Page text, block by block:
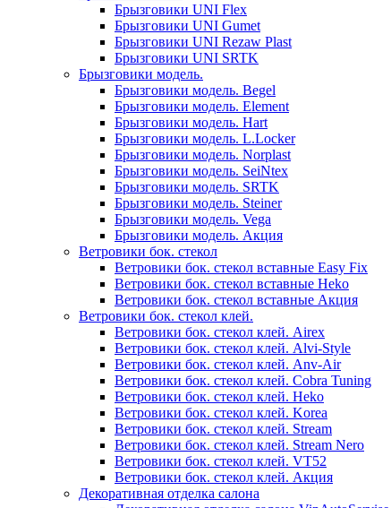
Брызговики UNI Flex
Брызговики UNI Gumet
Брызговики UNI Rezaw Plast
Брызговики UNI SRTK
Брызговики модель.
Брызговики модель. Begel
Брызговики модель. Element
Брызговики модель. Hart
Брызговики модель. L.Locker
Брызговики модель. Norplast
Брызговики модель. SeiNtex
Брызговики модель. SRTK
Брызговики модель. Steiner
Брызговики модель. Vega
Брызговики модель. Акция
Ветровики бок. стекол
Ветровики бок. стекол вставные Easy Fix
Ветровики бок. стекол вставные Heko
Ветровики бок. стекол вставные Акция
Ветровики бок. стекол клей.
Ветровики бок. стекол клей. Airex
Ветровики бок. стекол клей. Alvi-Style
Ветровики бок. стекол клей. Anv-Air
Ветровики бок. стекол клей. Cobra Tuning
Ветровики бок. стекол клей. Heko
Ветровики бок. стекол клей. Korea
Ветровики бок. стекол клей. Stream
Ветровики бок. стекол клей. Stream Nero
Ветровики бок. стекол клей. VT52
Ветровики бок. стекол клей. Акция
Декоративная отделка салона